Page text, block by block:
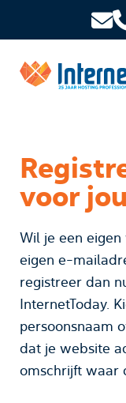
voor
Wil je een
eigen e-
registreer dan
InternetToday. Kies voor je bedrijfsnaam, je
persoonsnaam
dat je website
omschrijft waar